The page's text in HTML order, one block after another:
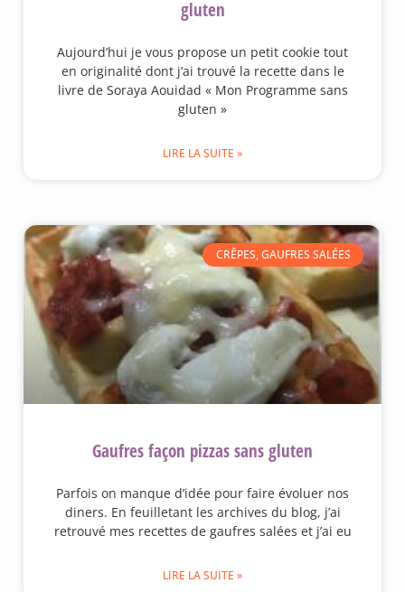
gluten
Aujourd’hui je vous propose un petit cookie tout
en originalité dont j’ai trouvé la recette dans le
livre de Soraya Aouidad « Mon Programme sans
gluten »
LIRE LA SUITE »
CRÊPES, GAUFRES SALÉES
Gaufres façon pizzas sans gluten
Parfois on manque d’idée pour faire évoluer nos
diners. En feuilletant les archives du blog, j’ai
retrouvé mes recettes de gaufres salées et j’ai eu
LIRE LA SUITE »